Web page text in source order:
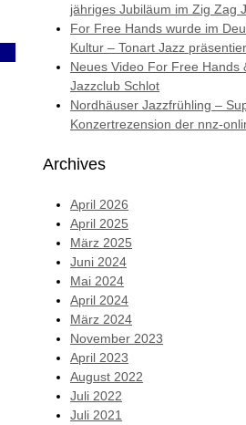
jähriges Jubiläum im Zig Zag
For Free Hands wurde im
Kultur – Tonart Jazz
Neues Video For Free Hands
Jazzclub Schlot
Nordhäuser Jazzfrühling –
Konzertrezension der nnz-
Archives
April 2026
April 2025
März 2025
Juni 2024
Mai 2024
April 2024
März 2024
November 2023
April 2023
August 2022
Juli 2022
Juli 2021